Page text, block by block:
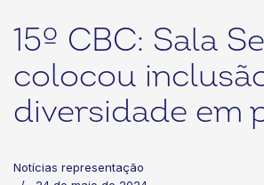
15º CBC: Sala
colocou
diversidade em
Notícias representação